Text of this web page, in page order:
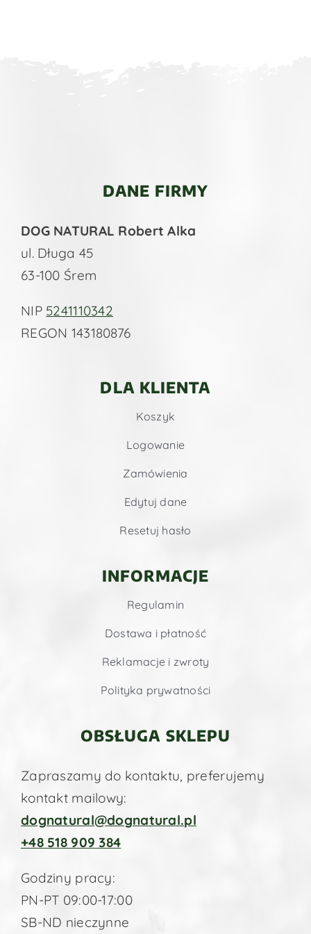
DLA KLIENTA
Koszyk
Logowanie
Zamówienia
Edytuj dane
Resetuj hasło
INFORMACJE
Regulamin
Dostawa i płatność
Reklamacje i zwroty
Polityka prywatności
OBSŁUGA SKLEPU
Zapraszamy do kontaktu, preferujemy
kontakt mailowy:
dognatural@dognatural.pl
+48 518 909 384
Godziny pracy:
PN-PT 09:00-17:00
SB-ND nieczynne
DANE FIRMY
DOG NATURAL Robert Alka
ul. Długa 45
63-100 Śrem
NIP 5241110342
REGON 143180876